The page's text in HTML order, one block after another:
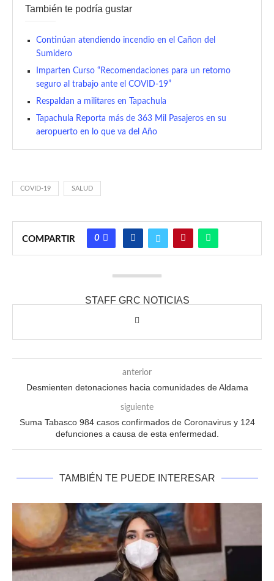
También te podría gustar
Continúan atendiendo incendio en el Cañon del
Sumidero
Imparten Curso “Recomendaciones para un retorno
seguro al trabajo ante el COVID-19”
Respaldan a militares en Tapachula
Tapachula Reporta más de 363 Mil Pasajeros en su
aeropuerto en lo que va del Año
COVID-19 SALUD
COMPARTIR 0
STAFF GRC NOTICIAS
anterior
Desmienten detonaciones hacia comunidades de Aldama
siguiente
Suma Tabasco 984 casos confirmados de Coronavirus y 124
defunciones a causa de esta enfermedad.
TAMBIÉN TE PUEDE INTERESAR